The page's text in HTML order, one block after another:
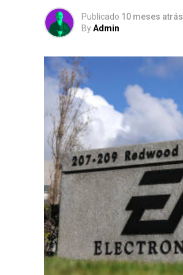
Publicado 10 meses atrás
ByAdmin